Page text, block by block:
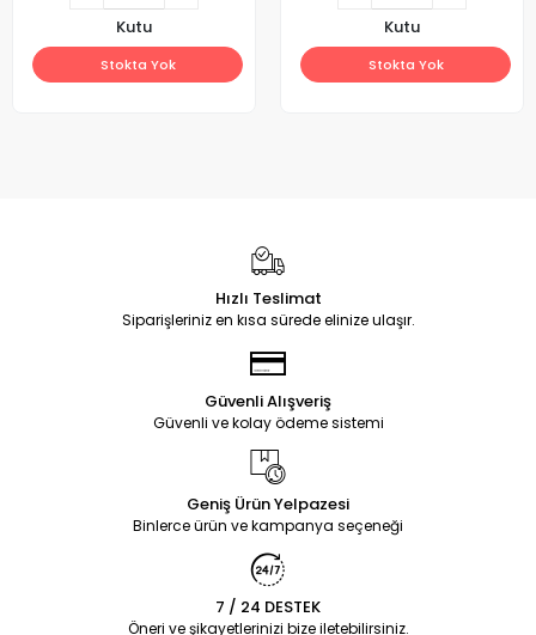
Kutu
Stokta Yok
Kutu
Stokta Yok
Hızlı Teslimat
Siparişleriniz en kısa sürede elinize ulaşır.
Güvenli Alışveriş
Güvenli ve kolay ödeme sistemi
Geniş Ürün Yelpazesi
Binlerce ürün ve kampanya seçeneği
7 / 24 DESTEK
Öneri ve şikayetlerinizi bize iletebilirsiniz.